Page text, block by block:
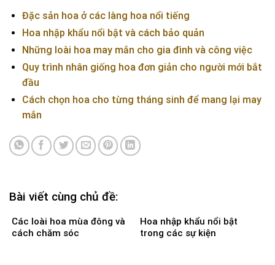
Đặc sản hoa ở các làng hoa nổi tiếng
Hoa nhập khẩu nổi bật và cách bảo quản
Những loài hoa may mắn cho gia đình và công việc
Quy trình nhân giống hoa đơn giản cho người mới bắt
đầu
Cách chọn hoa cho từng tháng sinh để mang lại may
mắn
Bài viết cùng chủ đề:
Các loài hoa mùa đông và
cách chăm sóc
Hoa nhập khẩu nổi bật
trong các sự kiện